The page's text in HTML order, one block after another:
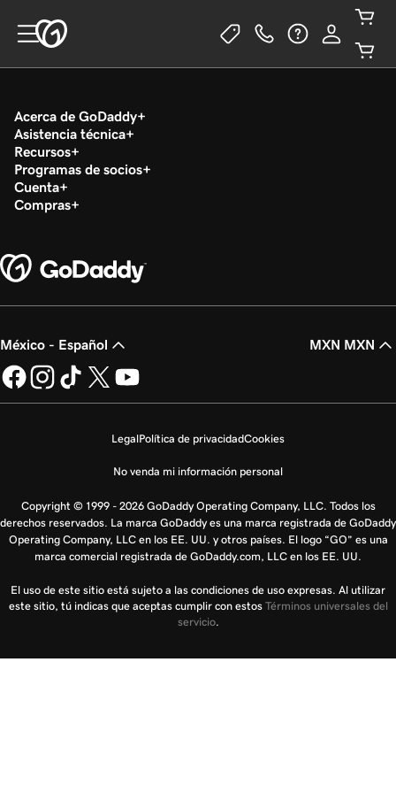
Acerca de GoDaddy
Asistencia técnica
Recursos
Programas de socios
Cuenta
Compras
México - Español MXN MXN
LegalPolítica de privacidadCookies
No venda mi información personal
Copyright © 1999 - 2026 GoDaddy Operating Company, LLC. Todos los
derechos reservados. La marca GoDaddy es una marca registrada de GoDaddy
Operating Company, LLC en los EE. UU. y otros países. El logo “GO” es una
marca comercial registrada de GoDaddy.com, LLC en los EE. UU.
El uso de este sitio está sujeto a las condiciones de uso expresas. Al utilizar
este sitio, tú indicas que aceptas cumplir con estos Términos universales del
servicio.